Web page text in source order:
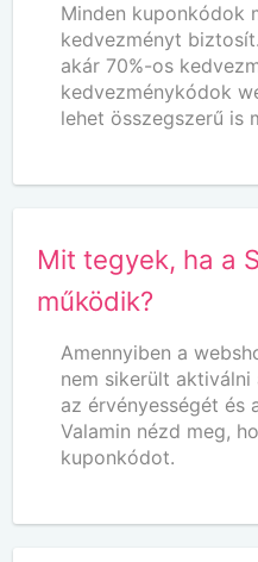
Minden kuponkódok
kedvezményt
akár 70%-os
kedvezménykódok
lehet összegszerű is
Mit tegyek, ha a
működik?
Amennyiben a
nem sikerült
az érvényességét és
Valamin nézd meg,
kuponkódot.